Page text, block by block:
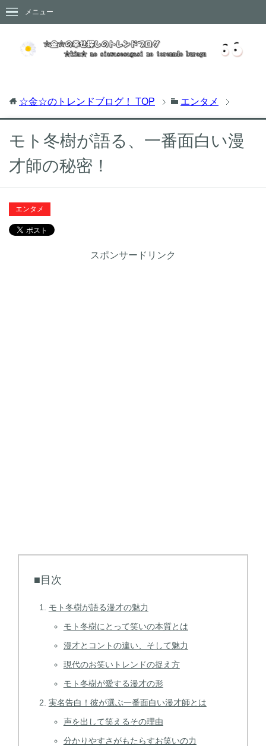
メニュー
☆金☆のトレンドブログ！ TOP エンタメ
モト冬樹が語る、一番面白い漫
才師の秘密！
エンタメ
スポンサードリンク
■目次
モト冬樹が語る漫才の魅力
モト冬樹にとって笑いの本質とは
漫才とコントの違い、そして魅力
現代のお笑いトレンドの捉え方
モト冬樹が愛する漫才の形
実名告白！彼が選ぶ一番面白い漫才師とは
声を出して笑えるその理由
分かりやすさがもたらすお笑いの力